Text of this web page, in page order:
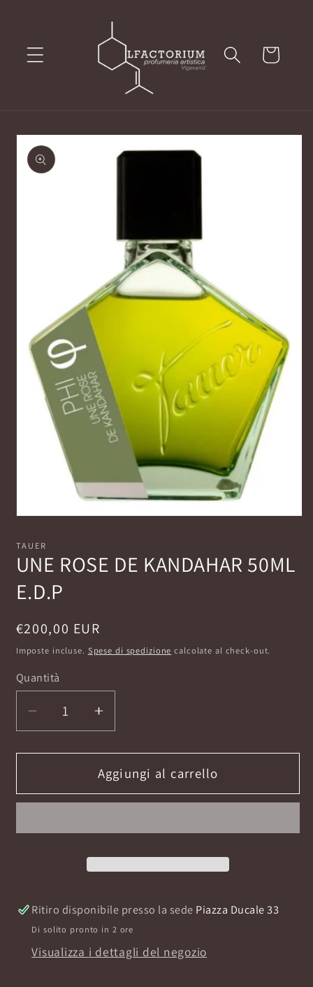
Carrello
Passa alle
informazioni
sul prodotto
multimediali
1
finestra
modale
TAUER
UNE ROSE DE KANDAHAR 50ML
E.D.P
Prezzo
di
€200,00 EUR
Imposte incluse. Spese di spedizione calcolate al check-out.
Quantità
Diminuisci
quantità
per
ROSE
Aumenta
quantità
per
UNE
ROSE
Aggiungi al carrello
Ritiro disponibile presso la sede Piazza Ducale 33
Di solito pronto in 2 ore
Visualizza i dettagli del negozio